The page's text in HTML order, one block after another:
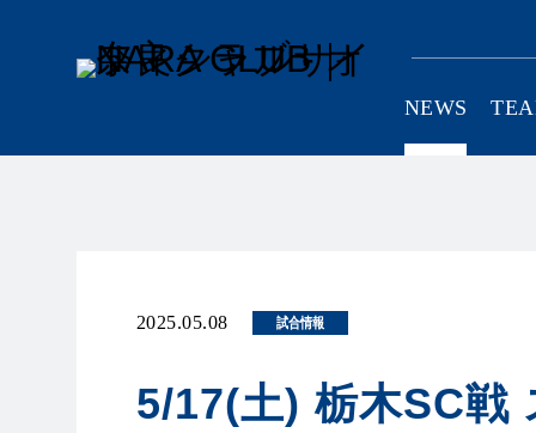
NEWS
2025.05.08 試合情報
5/17(土) 栃木SC戦